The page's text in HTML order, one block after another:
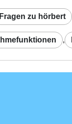
Fragen zu hörbert
,